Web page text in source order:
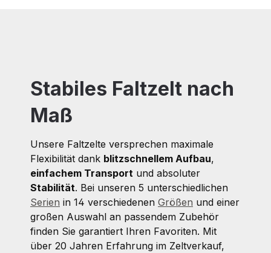
Stabiles Faltzelt nach
Maß
Unsere Faltzelte versprechen maximale
Flexibilität dank blitzschnellem Aufbau,
einfachem Transport und absoluter
Stabilität. Bei unseren 5 unterschiedlichen
Serien in 14 verschiedenen Größen und einer
großen Auswahl an passendem Zubehör
finden Sie garantiert Ihren Favoriten. Mit
über 20 Jahren Erfahrung im Zeltverkauf,